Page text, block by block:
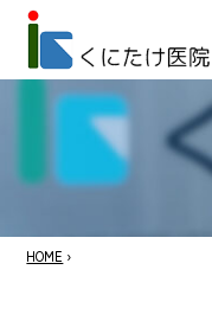
HOME ›